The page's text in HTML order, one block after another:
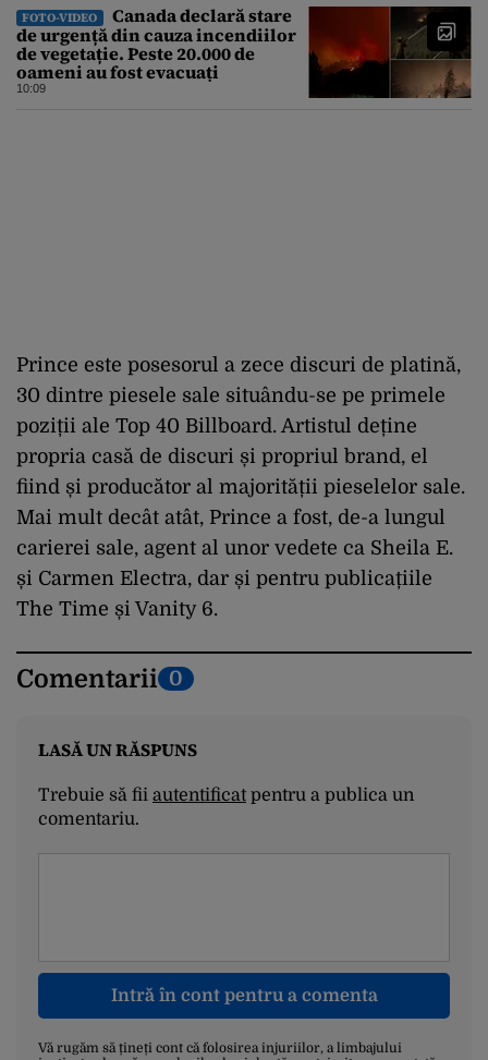
FOTO-VIDEO
Canada declară stare
de urgență din cauza incendiilor
de vegetație. Peste 20.000 de
oameni au fost evacuați
10:09
Prince este posesorul a zece discuri de platină,
30 dintre piesele sale situându-se pe primele
poziții ale Top 40 Billboard. Artistul deține
propria casă de discuri și propriul brand, el
fiind și producător al majorității pieselelor sale.
Mai mult decât atât, Prince a fost, de-a lungul
carierei sale, agent al unor vedete ca Sheila E.
și Carmen Electra, dar și pentru publicațiile
The Time și Vanity 6.
Comentarii 0
LASĂ UN RĂSPUNS
Trebuie să fii autentificatpentru a publica un
comentariu.
Intră în cont pentru a comenta
Vă rugăm să țineți cont că folosirea injuriilor, a limbajului